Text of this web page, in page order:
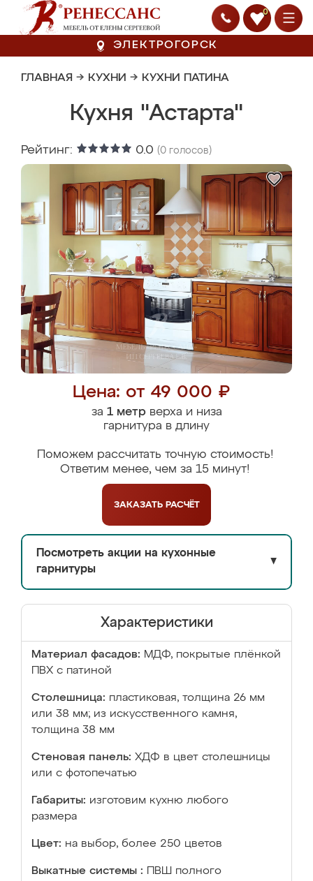
0
ЭЛЕКТРОГОРСК
ГЛАВНАЯ → КУХНИ → КУХНИ ПАТИНА
Кухня "Астарта"
Рейтинг: 0.0 (0 голосов)
Цена: от 49 000 ₽
за 1 метрверха и низа
гарнитура в длину
Поможем рассчитать точную стоимость!
Ответим менее, чем за 15 минут!
ЗАКАЗАТЬ РАСЧЁТ
Посмотреть акции на кухонные
гарнитуры
▼
Характеристики
Материал фасадов: МДФ, покрытые плёнкой
ПВХ с патиной
Столешница: пластиковая, толщина 26 мм
или 38 мм; из искусственного камня,
толщина 38 мм
Стеновая панель: ХДФ в цвет столешницы
или с фотопечатью
Габариты: изготовим кухню любого
размера
Цвет: на выбор, более 250 цветов
Выкатные системы :
ПВШ полного